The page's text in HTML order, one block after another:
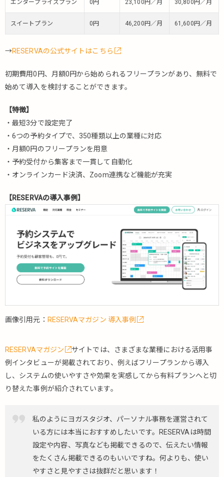
4.2.7.
JUKSL（ジ
ュクス
4.2.8.
（治療
院）
4.2.9.
LiME（ラ
イム）
院）
4.2.10.
トペイ
（イベ
ント予
約）
4.2.11.
イリー）
ン）
有
料
で
め
エンタープライズプラン 0円 23,100円／月 30,800円／月
スイートプラン 0円 46,200円／月 61,600円／月
→RESERVAの公式サイトはこちら
初期費用0円、月額0円から始められるフリープランがあり、無料で
始めて導入を検討することができます。
【特徴】
・最短3分で設定完了
・6つの予約タイプで、350種類以上の業種に対応
・月額0円のフリープランを用意
・予約受付から集客まで一貫して自動化
・オンラインカード決済、Zoom連携など機能が充実
【RESERVAの導入事例】
画像引用元： RESERVAマガジン 導入事例
RESERVAマガジン
サイトでは、さまざまな業種における活用事
例インタビューが掲載されており、例えばフリープランから導入
し、システムの使いやすさや効果を実感してから有料プランへと切
り替えた事例が紹介されています。
私のようにヨガスタジオ、パーソナル事務を運営されて
いる方には本当におすすめしたいです。RESERVAは時間
設定や内容、写真なども掲載できるので、伝えたい情報
をたくさん掲載できるのもいいですね。何よりも、使い
やすさと見やすさは抜群だと思います！